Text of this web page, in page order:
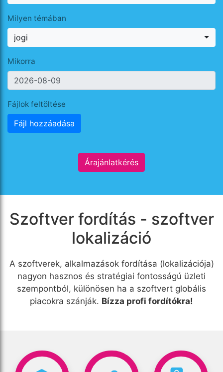
Milyen témában
jogi
Mikorra
Fájlok feltöltése
Fájl hozzáadása
Árajánlatkérés
Szoftver fordítás - szoftver
lokalizáció
A szoftverek, alkalmazások fordítása (lokalizációja)
nagyon hasznos és stratégiai fontosságú üzleti
szempontból, különösen ha a szoftvert globális
piacokra szánják. Bízza profi fordítókra!